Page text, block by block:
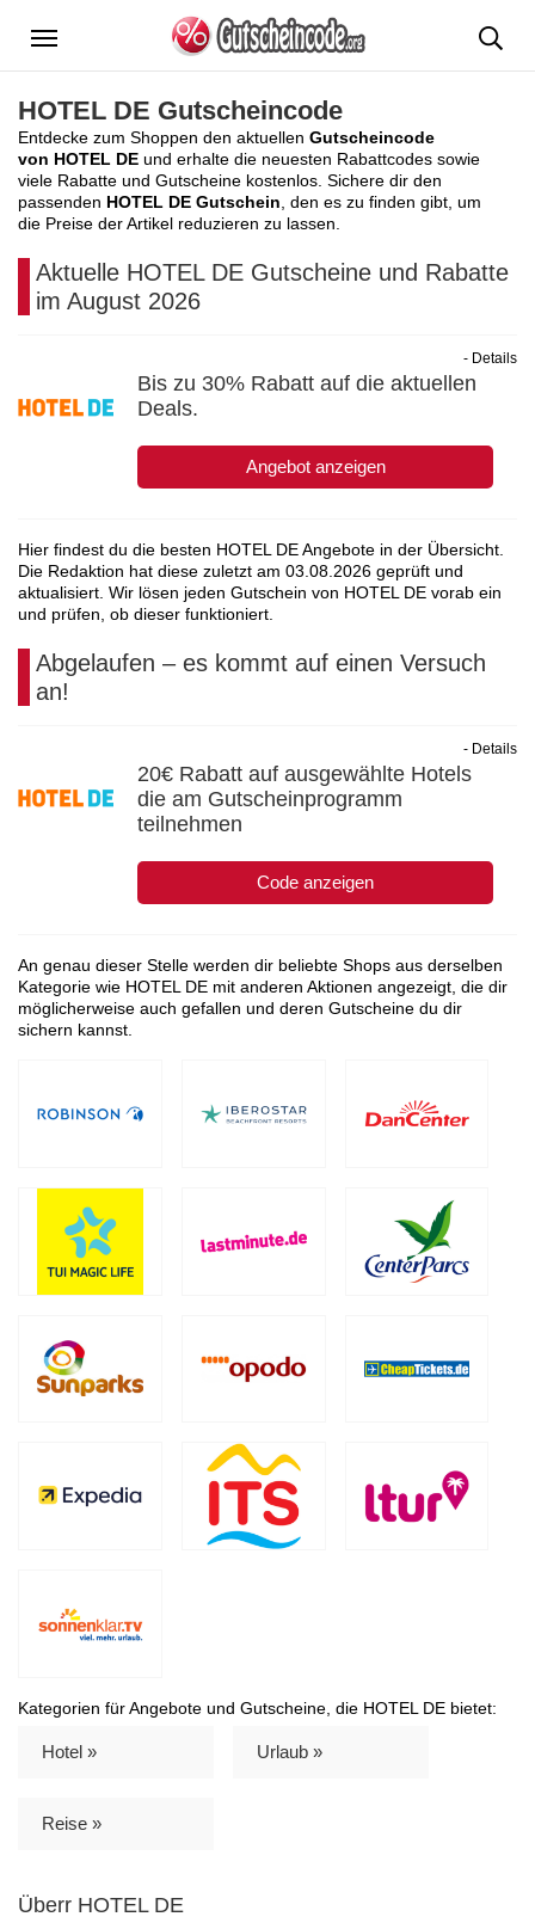
Menü
HOTEL DE Gutscheincode
Entdecke zum Shoppen den aktuellen Gutscheincode
von HOTEL DE und erhalte die neuesten Rabattcodes sowie
viele Rabatte und Gutscheine kostenlos. Sichere dir den
passenden HOTEL DE Gutschein , den es zu finden gibt, um
die Preise der Artikel reduzieren zu lassen.
Aktuelle HOTEL DE Gutscheine und Rabatte
im August 2026
Bis zu 30% Rabatt auf die aktuellen
Deals.
Angebot anzeigen
- Details
Hier findest du die besten HOTEL DE Angebote in der Übersicht.
Die Redaktion hat diese zuletzt am 03.08.2026 geprüft und
aktualisiert. Wir lösen jeden Gutschein von HOTEL DE vorab ein
und prüfen, ob dieser funktioniert.
Abgelaufen – es kommt auf einen Versuch
an!
20€ Rabatt auf ausgewählte Hotels
die am Gutscheinprogramm
teilnehmen
Code anzeigen
- Details
An genau dieser Stelle werden dir beliebte Shops aus derselben
Kategorie wie HOTEL DE mit anderen Aktionen angezeigt, die dir
möglicherweise auch gefallen und deren Gutscheine du dir
sichern kannst.
Kategorien für Angebote und Gutscheine, die HOTEL DE bietet:
Hotel » Urlaub »
Reise »
Überr HOTEL DE